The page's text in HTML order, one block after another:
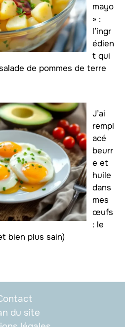
mayo
» :
l’ingr
édien
t qui
de pommes de terre
J’ai
rempl
acé
beurr
e et
huile
dans
mes
œufs
: le
bien plus sain)
du site